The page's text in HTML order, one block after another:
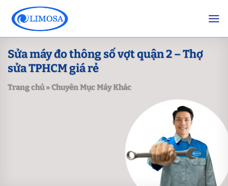
content
Sửa máy đo thông số vợt quận 2 – Thợ
sửa TPHCM giá rẻ
Trang chủ»Chuyên Mục Máy Khác